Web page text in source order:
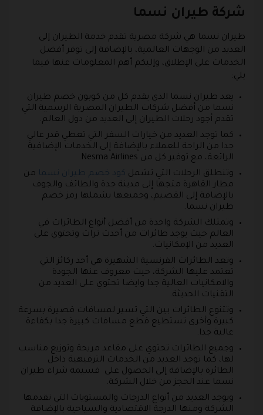
شركة طيران نسما
طيران نسما هي شركة مصرية تقدم خدمة الطيران إلى
العديد من الوجهات العالمية، بالإضافة إلى توفر أفضل
الخدمات على الإطلاق، وإليكم أهم المعلومات عنها فيما
يلي:
يعد طيران نسما الذي يقدم كل من كوبون خصم طيران
نسما من أفضل شركات الطيران المصرية الرسمية التي
تقدم أجود رحلات الطيران إلى العديد من دول العالم.
كما توجد العديد من خيارات السفر التي تعطي قدر عالي
جدا من الراحة للعملاء بالإضافة إلى الخدمات الإضافية
الرائعة، مع توفير كل من Nesma Airlines.
وتنطلق الرحلات التي تشمل كود خصم طيران نسما من
مطار القاهرة متجها إلى مدينة جدة والطائف والجوف
بالإضافة إلى القصيم، وجميعها يشملها رمز خصم
طيران نسما.
وتمتلك الشركة واحدة من أفضل أنواع الطائرات في
العالم حيث يوجد طائرات من أحدث تراث وتحتوي على
العديد من الإمكانيات.
وتعد الطائرات الفرنسية الشهيرة هي أحد ركائز التي
تعتمد عليها الشركة، حيث معروف عنها الجودة
والامكانيات العالية جدا وايضا تحتوي على العديد من
التقنيات الحديثة.
وتتنوع الطائرات بين التي تسير لمسافات قصيرة بسرعة
كبيرة وأخرى تستطيع قطع مسافات كبيرة جدا بكفاءة
عالية جدا.
وجميع الطائرات تحتوي على مقاعد مريحة وتوزيع مناسب
لها، كما توجد العديد من الخدمات الترفيهية داخل
الطائرة بالإضافة إلى الحصول على قسيمة شراء طيران
نسما عند الحجز من خلال الشركة.
ويوجد العديد من أنواع الدرجات والمستويات التي تقدمها
الشركة ومنها الدرجة الاقتصادية والسياحية بالإضافة